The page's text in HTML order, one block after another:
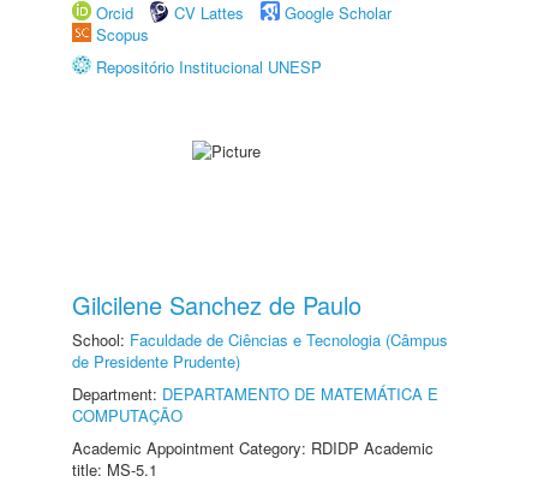
Orcid
CV Lattes
Google Scholar
Scopus
Repositório Institucional UNESP
Gilcilene Sanchez de Paulo
School: Faculdade de Ciências e Tecnologia (Câmpus
de Presidente Prudente)
Department: DEPARTAMENTO DE MATEMÁTICA E
COMPUTAÇÃO
Academic Appointment Category: RDIDP Academic
title: MS-5.1